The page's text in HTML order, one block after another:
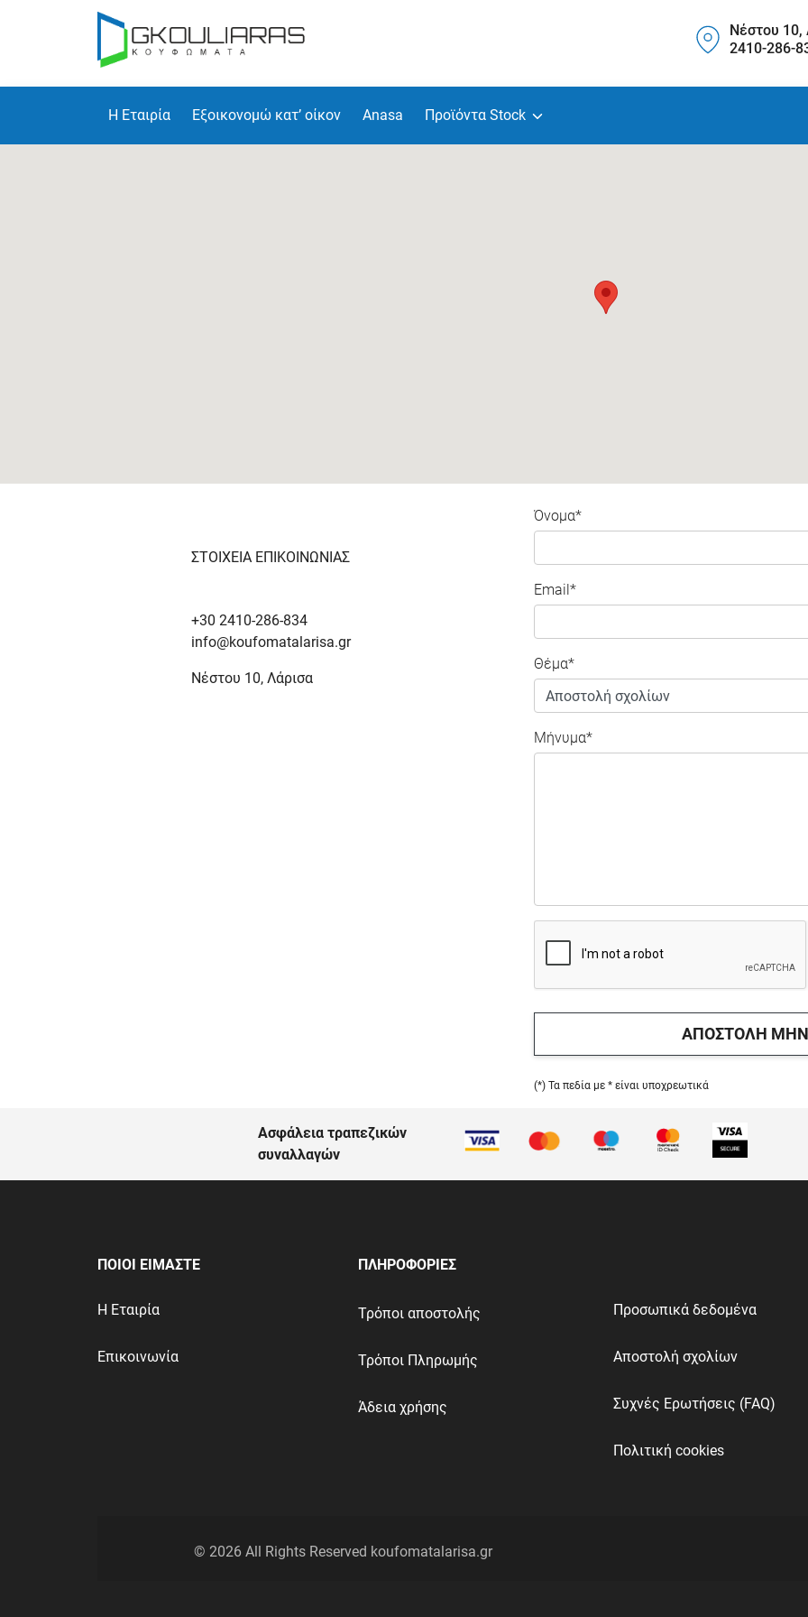
Νέστου 10,
2410-286-
Η Εταιρία Εξοικονομώ κατ’ οίκον Anasa Προϊόντα Stock
ΣΤΟΙΧΕΙΑ ΕΠΙΚΟΙΝΩΝΙΑΣ
+30 2410-286-834
info@koufomatalarisa.gr
Νέστου 10, Λάρισα
Όνομα*
Email*
Θέμα*
Μήνυμα*
ΑΠΟΣΤΟΛΗ
(*) Τα πεδία με * είναι υποχρεωτικά
Ασφάλεια τραπεζικών
συναλλαγών
ΠΟΙΟΙ ΕΙΜΑΣΤΕ
Η Εταιρία
Επικοινωνία
ΠΛΗΡΟΦΟΡΙΕΣ
Τρόποι αποστολής
Τρόποι Πληρωμής
Άδεια χρήσης
Προσωπικά δεδομένα
Αποστολή σχολίων
Συχνές Ερωτήσεις (FAQ)
Πολιτική cookies
© 2026 All Rights Reserved koufomatalarisa.gr